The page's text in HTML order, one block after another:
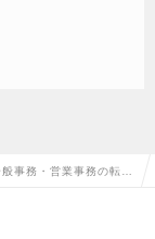
事務・営業事務の転